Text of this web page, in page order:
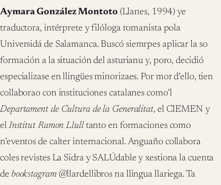
Aymara González Montoto (Llanes, 1994) ye
traductora, intérprete y filóloga romanista pola
Universidá de Salamanca. Buscó siemrpes aplicar la so
formación a la situación del asturianu y, poro, decidió
especializase en llingües minorizaes. Por mor d’ello, tien
collaborao con instituciones catalanes como’l
Departament de Cultura de la Generalitat, el CIEMEN y
elInstitut Ramon Llulltanto en formaciones como
n’eventos de calter internacional. Anguaño collabora
coles revistes La Sidra y SALÚdable y xestiona la cuenta
de bookstagram@llardellibros na llingua llariega. Ta